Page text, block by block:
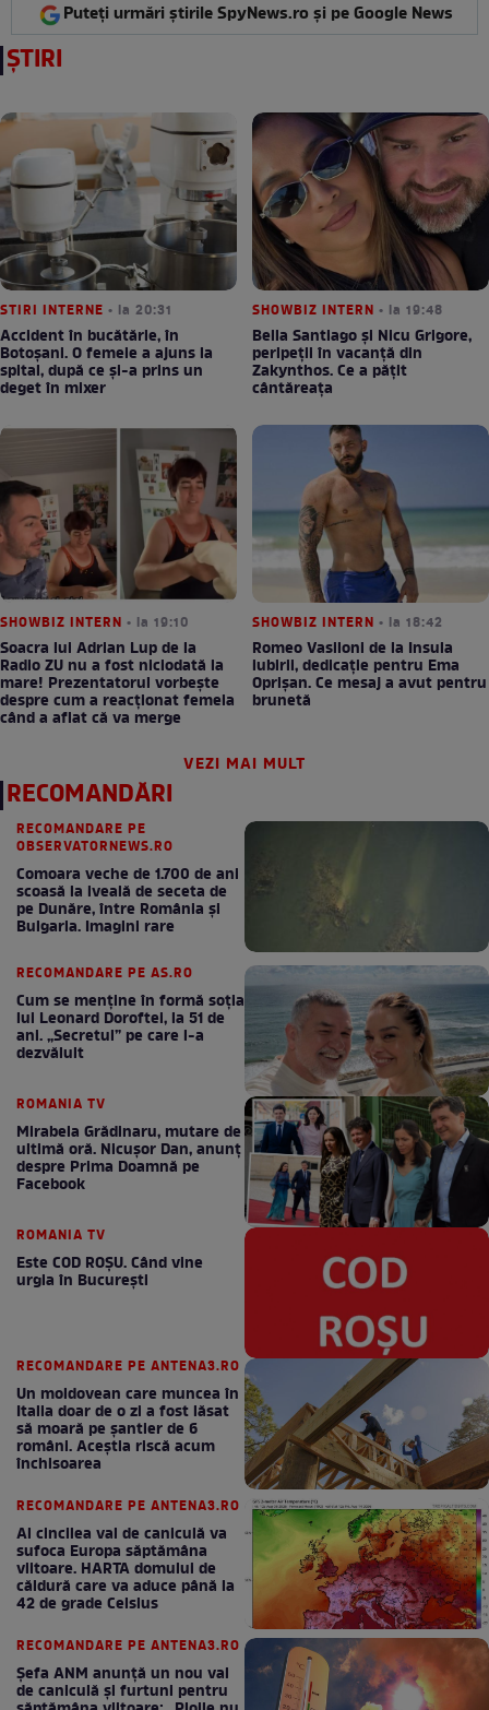
Puteți urmări știrile SpyNews.ro și pe Google News
ȘTIRI
STIRI INTERNE • la 20:31
Accident în bucătărie, în
Botoșani. O femeie a ajuns la
spital, după ce și-a prins un
deget în mixer
SHOWBIZ INTERN • la 19:48
Bella Santiago și Nicu Grigore,
peripeții în vacanță din
Zakynthos. Ce a pățit
cântăreața
SHOWBIZ INTERN • la 19:10
Soacra lui Adrian Lup de la
Radio ZU nu a fost niciodată la
mare! Prezentatorul vorbește
despre cum a reacționat femeia
când a aflat că va merge
SHOWBIZ INTERN • la 18:42
Romeo Vasiloni de la Insula
iubirii, dedicație pentru Ema
Oprișan. Ce mesaj a avut pentru
brunetă
VEZI MAI MULT
RECOMANDĂRI
RECOMANDARE PE
OBSERVATORNEWS.RO
Comoara veche de 1.700 de ani
scoasă la iveală de seceta de
pe Dunăre, între România şi
Bulgaria. Imagini rare
RECOMANDARE PE AS.RO
Cum se menţine în formă soţia
lui Leonard Doroftei, la 51 de
ani. „Secretul” pe care l-a
dezvăluit
ROMANIA TV
Mirabela Grădinaru, mutare de
ultimă oră. Nicuşor Dan, anunţ
despre Prima Doamnă pe
Facebook
ROMANIA TV
Este COD ROŞU. Când vine
urgia în Bucureşti
RECOMANDARE PE ANTENA3.RO
Un moldovean care muncea în
Italia doar de o zi a fost lăsat
să moară pe şantier de 6
români. Aceștia riscă acum
închisoarea
RECOMANDARE PE ANTENA3.RO
Al cincilea val de caniculă va
sufoca Europa săptămâna
viitoare. HARTA domului de
căldură care va aduce până la
42 de grade Celsius
RECOMANDARE PE ANTENA3.RO
Șefa ANM anunță un nou val
de caniculă și furtuni pentru